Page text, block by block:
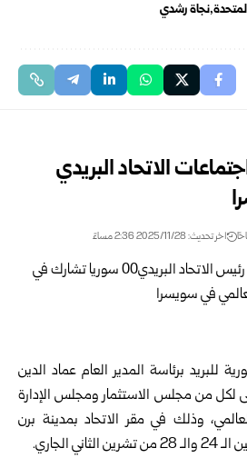
نجاة رشدي
الاتحاد البريدي
اخر تحديث: 2025/11/28 2:36 مساءً
للبريد برئاسة المدير العام عماد الدين
لكل من مجلس الاستثمار ومجلس الإدارة
وذلك في مقر الاتحاد بمدينة برن
الجاري.